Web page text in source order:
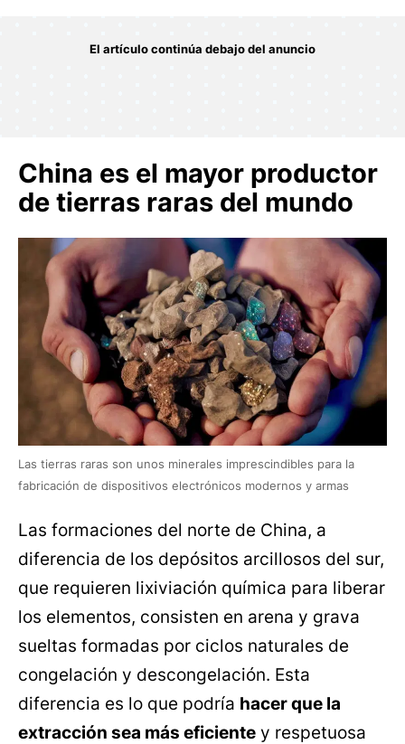
China es el mayor productor
de tierras raras del mundo
Las tierras raras son unos minerales imprescindibles para la
fabricación de dispositivos electrónicos modernos y armas
Las formaciones del norte de China, a
diferencia de los depósitos arcillosos del sur,
que requieren lixiviación química para liberar
los elementos, consisten en arena y grava
sueltas formadas por ciclos naturales de
congelación y descongelación. Esta
diferencia es lo que podría hacer que la
extracción sea más eficiente y respetuosa